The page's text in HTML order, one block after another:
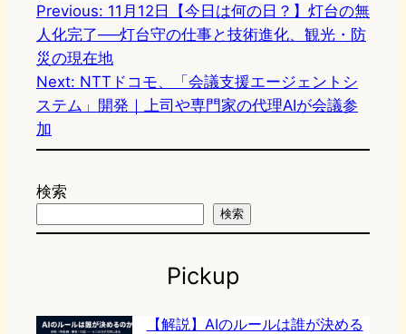
Previous: 11月12日【今日は何の日？】灯台の無
人化完了──灯台守の仕事と技術進化、観光・防
災の現在地
Next: NTTドコモ、「会議支援エージェントシ
ステム」開発｜上司や専門家の代理AIが会議参
加
検索
検索
Pickup
【解説】AIのルールは誰が決める